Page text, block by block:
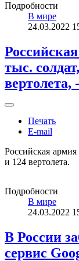
Подробности
В мире
24.03.2022
тыс.
Печать
E-mail
Российская
и 124 вертолета.
Подробности
В мире
24.03.2022
В России
сервис